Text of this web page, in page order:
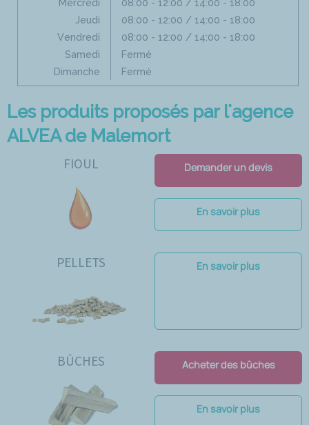
Les produits proposés par l'agence
ALVEA de Malemort
FIOUL Demander un devis
En savoir plus
PELLETS En savoir plus
BÛCHES Acheter des bûches
En savoir plus
Mercredi
08:00 - 12:00 / 14:00 - 18:00
Jeudi
08:00 - 12:00 / 14:00 - 18:00
Vendredi
08:00 - 12:00 / 14:00 - 18:00
Samedi
Fermé
Dimanche
Fermé